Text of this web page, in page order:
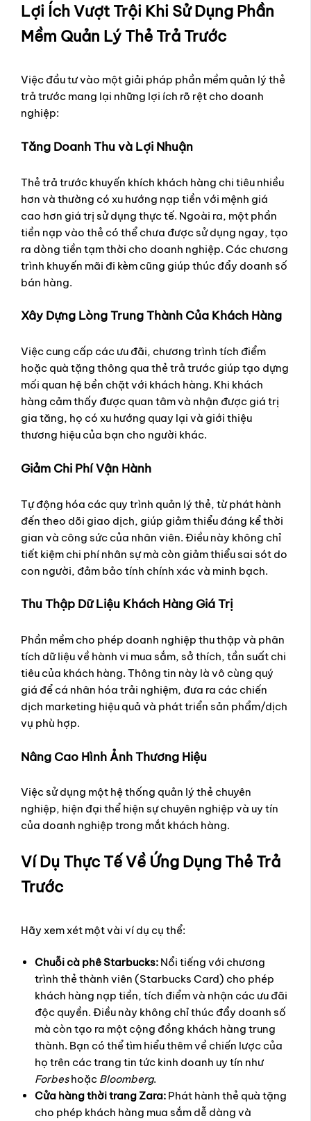
Lợi Ích Vượt Trội Khi Sử Dụng Phần
Mềm Quản Lý Thẻ Trả Trước
Việc đầu tư vào một giải pháp phần mềm quản lý thẻ
trả trước mang lại những lợi ích rõ rệt cho doanh
nghiệp:
Tăng Doanh Thu và Lợi Nhuận
Thẻ trả trước khuyến khích khách hàng chi tiêu nhiều
hơn và thường có xu hướng nạp tiền với mệnh giá
cao hơn giá trị sử dụng thực tế. Ngoài ra, một phần
tiền nạp vào thẻ có thể chưa được sử dụng ngay, tạo
ra dòng tiền tạm thời cho doanh nghiệp. Các chương
trình khuyến mãi đi kèm cũng giúp thúc đẩy doanh số
bán hàng.
Xây Dựng Lòng Trung Thành Của Khách Hàng
Việc cung cấp các ưu đãi, chương trình tích điểm
hoặc quà tặng thông qua thẻ trả trước giúp tạo dựng
mối quan hệ bền chặt với khách hàng. Khi khách
hàng cảm thấy được quan tâm và nhận được giá trị
gia tăng, họ có xu hướng quay lại và giới thiệu
thương hiệu của bạn cho người khác.
Giảm Chi Phí Vận Hành
Tự động hóa các quy trình quản lý thẻ, từ phát hành
đến theo dõi giao dịch, giúp giảm thiểu đáng kể thời
gian và công sức của nhân viên. Điều này không chỉ
tiết kiệm chi phí nhân sự mà còn giảm thiểu sai sót do
con người, đảm bảo tính chính xác và minh bạch.
Thu Thập Dữ Liệu Khách Hàng Giá Trị
Phần mềm cho phép doanh nghiệp thu thập và phân
tích dữ liệu về hành vi mua sắm, sở thích, tần suất chi
tiêu của khách hàng. Thông tin này là vô cùng quý
giá để cá nhân hóa trải nghiệm, đưa ra các chiến
dịch marketing hiệu quả và phát triển sản phẩm/dịch
vụ phù hợp.
Nâng Cao Hình Ảnh Thương Hiệu
Việc sử dụng một hệ thống quản lý thẻ chuyên
nghiệp, hiện đại thể hiện sự chuyên nghiệp và uy tín
của doanh nghiệp trong mắt khách hàng.
Ví Dụ Thực Tế Về Ứng Dụng Thẻ Trả
Trước
Hãy xem xét một vài ví dụ cụ thể:
Chuỗi cà phê Starbucks: Nổi tiếng với chương
trình thẻ thành viên (Starbucks Card) cho phép
khách hàng nạp tiền, tích điểm và nhận các ưu đãi
độc quyền. Điều này không chỉ thúc đẩy doanh số
mà còn tạo ra một cộng đồng khách hàng trung
thành. Bạn có thể tìm hiểu thêm về chiến lược của
họ trên các trang tin tức kinh doanh uy tín như
Forbeshoặc Bloomberg.
Cửa hàng thời trang Zara: Phát hành thẻ quà tặng
cho phép khách hàng mua sắm dễ dàng và